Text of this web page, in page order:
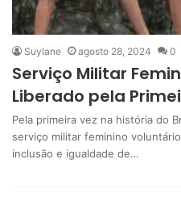
Suylane agosto 28, 2024 0
Serviço Militar
Liberado pela
Pela primeira vez na história do
serviço militar feminino
inclusão e igualdade de…